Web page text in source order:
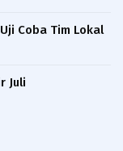
Coba Tim Lokal
Juli